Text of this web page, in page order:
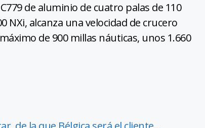
de aluminio de cuatro palas de 110
NXi, alcanza una velocidad de crucero
de 900 millas náuticas, unos 1.660